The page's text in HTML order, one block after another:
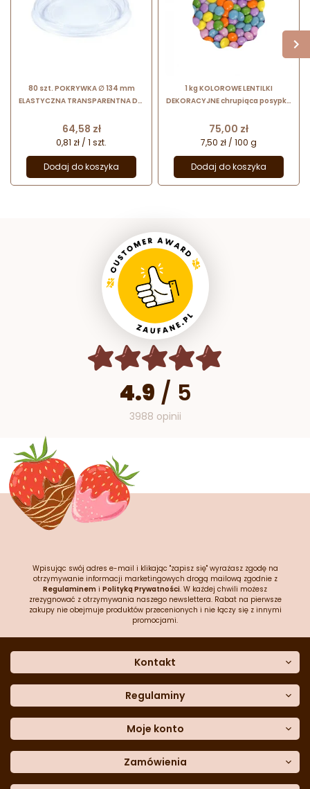
80 szt. POKRYWKA ∅ 134 mm
ELASTYCZNA TRANSPARENTNA DO
Cena
64,58 zł
0,81 zł / 1 szt.
Dodaj do koszyka
1 kg KOLOROWE LENTILKI
DEKORACYJNE chrupiąca posypka
Cena
75,00 zł
7,50 zł / 100 g
Dodaj do koszyka
4.9 / 5
3988 opinii
Wpisując swój adres e-mail i klikając "zapisz się" wyrażasz zgodę na
otrzymywanie informacji marketingowych drogą mailową zgodnie z
Regulaminem i Polityką Prywatności. W każdej chwili możesz
zrezygnować z otrzymywania naszego newslettera. Rabat na pierwsze
zakupy nie obejmuje produktów przecenionych i nie łączy się z innymi
promocjami.
Kontakt
Dane kontaktowe
Często zadawane pytania
Sklep stacjonarny
Formularz kontaktowy
Blog
Regulaminy
Polityka prywatności
Polityka cookies
Polityka reklamacji
Polityka zwrotów
Moje konto
Moje dane
Historia zamówień
Zamówienia